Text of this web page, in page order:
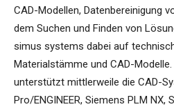
CAD-Modellen, Datenbereinigung
dem Suchen und Finden von
simus systems dabei auf
Materialstämme und CAD-
unterstützt mittlerweile die CAD-
Pro/ENGINEER, Siemens PLM NX,